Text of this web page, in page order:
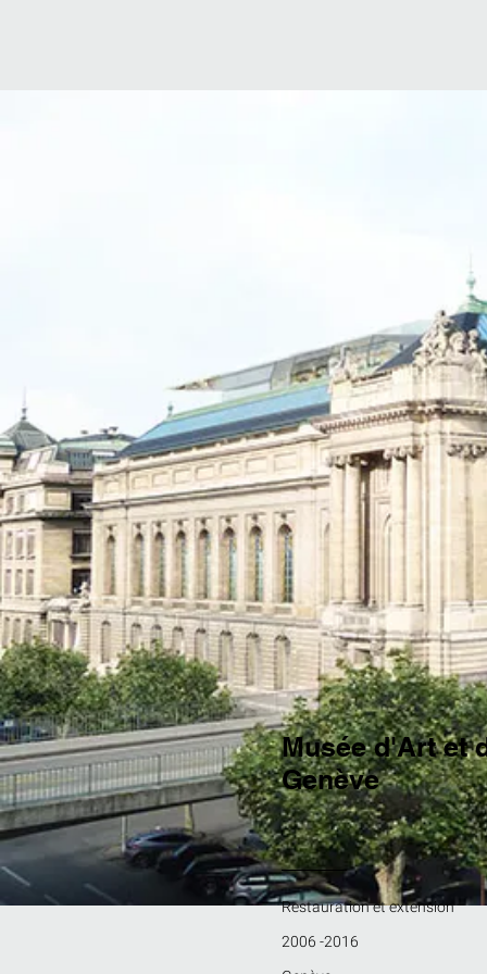
Musée d'Art et
Genève
Restauration et extension
2006 -2016